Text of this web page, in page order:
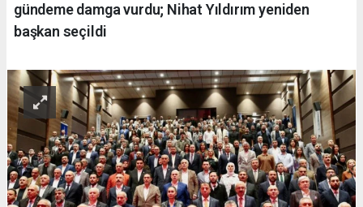
gündeme damga vurdu; Nihat Yıldırım yeniden
başkan seçildi